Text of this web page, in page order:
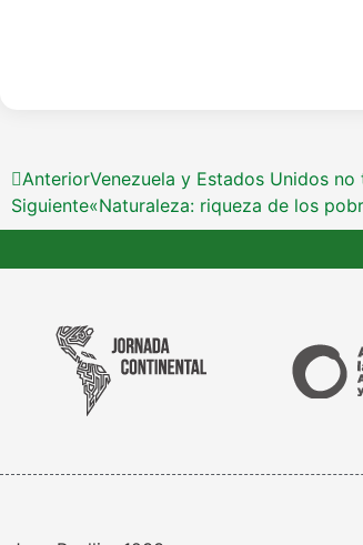
AnteriorVenezuela y Estados Unidos
Siguiente«Naturaleza: riqueza de los